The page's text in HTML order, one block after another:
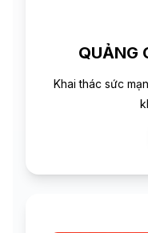
QUẢNG
Khai thác sức